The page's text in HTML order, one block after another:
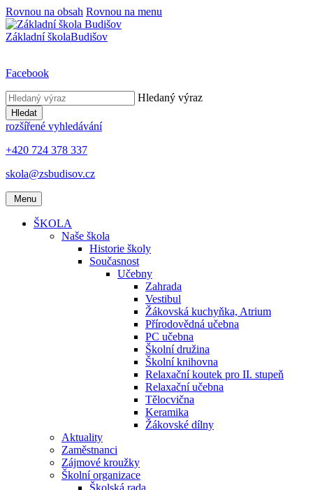
Rovnou na obsah Rovnou na menu
Základní školaBudišov
Facebook
Hledaný výraz
Hledat
rozšířené vyhledávání
+420 724 378 337
skola@zsbudisov.cz
Menu
ŠKOLA
Naše škola
Historie školy
Současnost
Učebny
Zahrada
Vestibul
Žákovská kuchyňka, Atrium
Přírodovědná učebna
PC učebna
Školní družina
Školní knihovna
Relaxační koutek pro II. stupeň
Relaxační učebna
Tělocvična
Keramika
Žákovské dílny
Aktuality
Zaměstnanci
Zájmové kroužky
Školní organizace
Školská rada